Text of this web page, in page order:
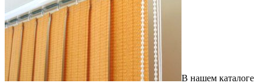
В нашем каталоге